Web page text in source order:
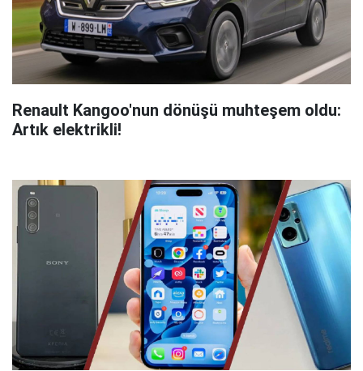
Renault Kangoo'nun dönüşü muhteşem oldu:
Artık elektrikli!